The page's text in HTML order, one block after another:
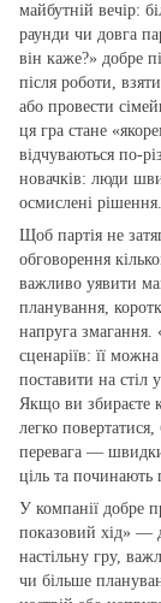
майбутній вечір:
раунди чи довга
він каже?» добре
після роботи,
або провести
ця гра стане
відчуваються
новачків: люди
осмислені рішення.
Щоб партія не
обговорення
важливо уявити
планування,
напруга змагання.
сценаріїв: її
поставити на стіл
Якщо ви збираєте
легко
перевага —
ціль та починають
У компанії добре
показовий хід» —
настільну гру,
чи більше